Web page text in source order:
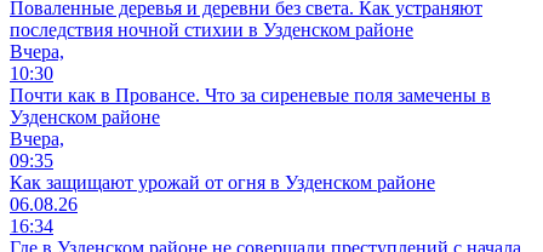
Поваленные деревья и деревни без света. Как устраняют
последствия ночной стихии в Узденском районе
Вчера,
10:30
Почти как в Провансе. Что за сиреневые поля замечены в
Узденском районе
Вчера,
09:35
Как защищают урожай от огня в Узденском районе
06.08.26
16:34
Где в Узденском районе не совершали преступлений с начала